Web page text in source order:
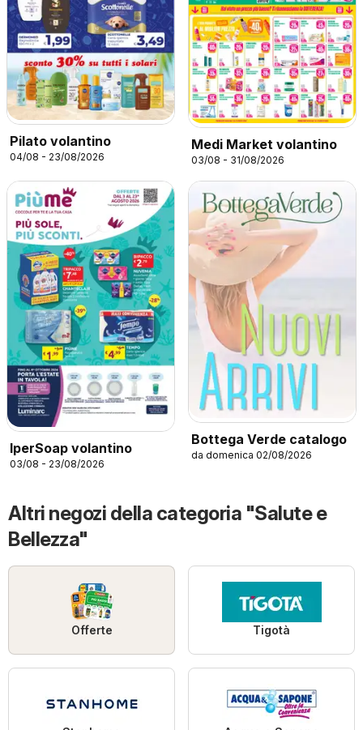
Pilato volantino
04/08 - 23/08/2026
Medi Market volantino
03/08 - 31/08/2026
IperSoap volantino
03/08 - 23/08/2026
Bottega Verde catalogo
da domenica 02/08/2026
Altri negozi della categoria "Salute e
Bellezza"
Offerte Tigotà